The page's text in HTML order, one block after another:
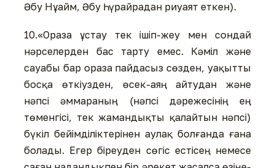
Әбу Нұайм, Әбу Һүрайрадан риуаят еткен).
10.«Ораза ұстау тек ішіп-жеу мен сондай
нәрселерден бас тарту емес. Кәміл және
сауабы бар ораза пайдасыз сөзден, уақытты
босқа өткіузден, өсек-аяң айтудан және
нәпсі әммараның (нәпсі дәрежесінің ең
төменгісі, тек жамандықты қалайтын нәпсі)
бүкіл бейімділіктерінен аулақ болғанда ғана
болады. Егер біреуден сөгіс естісең немесе